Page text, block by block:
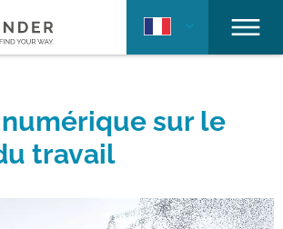
sur le
travail